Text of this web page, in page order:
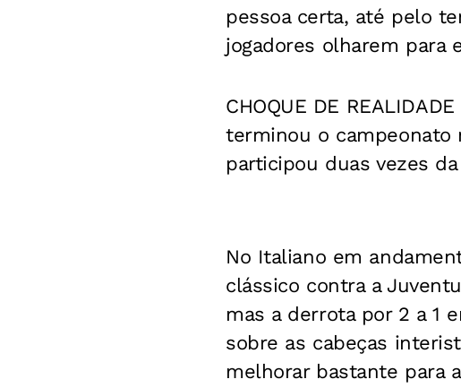
pessoa certa, até pelo
jogadores olharem para
CHOQUE DE
terminou o campeonato
participou duas vezes
No Italiano em
clássico contra a
mas a derrota por 2 a 1
sobre as cabeças
melhorar bastante para